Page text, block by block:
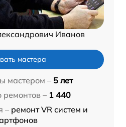
Иванов
мастера
мастером – 5 лет
– 1 440
– ремонт VR систем и